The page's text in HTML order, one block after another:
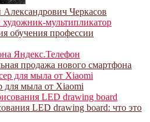
Черкасов
обучения профессии
продажа нового смартфона
для мыла от Xiaomi
LED drawing board: что это